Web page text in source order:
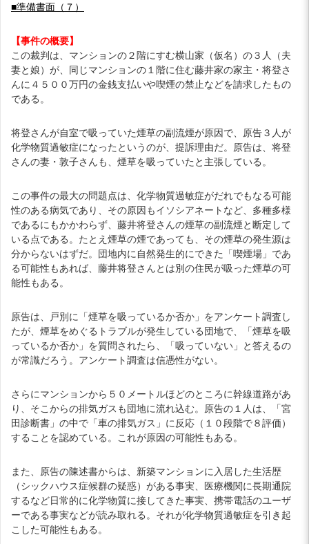
■準備書面（７）
【事件の概要】
この裁判は、マンションの２階にすむ横山家（仮名）の３人（夫
妻と娘）が、同じマンションの１階に住む藤井家の家主・将登さ
んに４５００万円の金銭支払いや喫煙の禁止などを請求したもの
である。
将登さんが自室で吸っていた煙草の副流煙が原因で、原告３人が
化学物質過敏症になったというのが、提訴理由だ。原告は、将登
さんの妻・敦子さんも、煙草を吸っていたと主張している。
この事件の最大の問題点は、化学物質過敏症がだれでもなる可能
性のある病気であり、その原因もイソシアネートなど、多種多様
であるにもかかわらず、藤井将登さんの煙草の副流煙と断定して
いる点である。たとえ煙草の煙であっても、その煙草の発生源は
分からないはずだ。団地内に自然発生的にできた「喫煙場」であ
る可能性もあれば、藤井将登さんとは別の住民が吸った煙草の可
能性もある。
原告は、戸別に「煙草を吸っているか否か」をアンケート調査し
たが、煙草をめぐるトラブルが発生している団地で、「煙草を吸
っているか否か」を質問されたら、「吸っていない」と答えるの
が常識だろう。アンケート調査は信憑性がない。
さらにマンションから５０メートルほどのところに幹線道路があ
り、そこからの排気ガスも団地に流れ込む。原告の１人は、「宮
田診断書」の中で「車の排気ガス」に反応（１０段階で８評価）
することを認めている。これが原因の可能性もある。
また、原告の陳述書からは、新築マンションに入居した生活歴
（シックハウス症候群の疑惑）がある事実、医療機関に長期通院
するなど日常的に化学物質に接してきた事実、携帯電話のユーザ
ーである事実などが読み取れる。それが化学物質過敏症を引き起
こした可能性もある。